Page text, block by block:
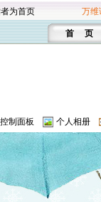
为首页 万维
首 页
控制面板 个人相册